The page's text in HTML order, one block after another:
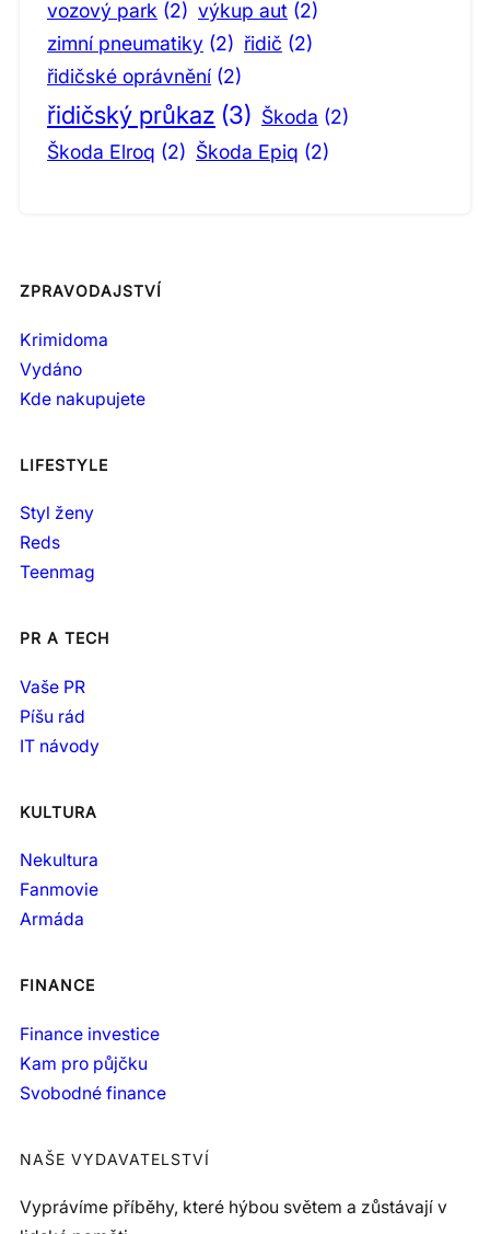
vozový park (2) výkup aut (2)
zimní pneumatiky (2) řidič (2)
řidičské oprávnění (2)
řidičský průkaz (3) Škoda (2)
Škoda Elroq (2) Škoda Epiq (2)
ZPRAVODAJSTVÍ
Krimidoma
Vydáno
Kde nakupujete
LIFESTYLE
Styl ženy
Reds
Teenmag
PR A TECH
Vaše PR
Píšu rád
IT návody
KULTURA
Nekultura
Fanmovie
Armáda
FINANCE
Finance investice
Kam pro půjčku
Svobodné finance
NAŠE VYDAVATELSTVÍ
Vyprávíme příběhy, které hýbou světem a zůstávají v